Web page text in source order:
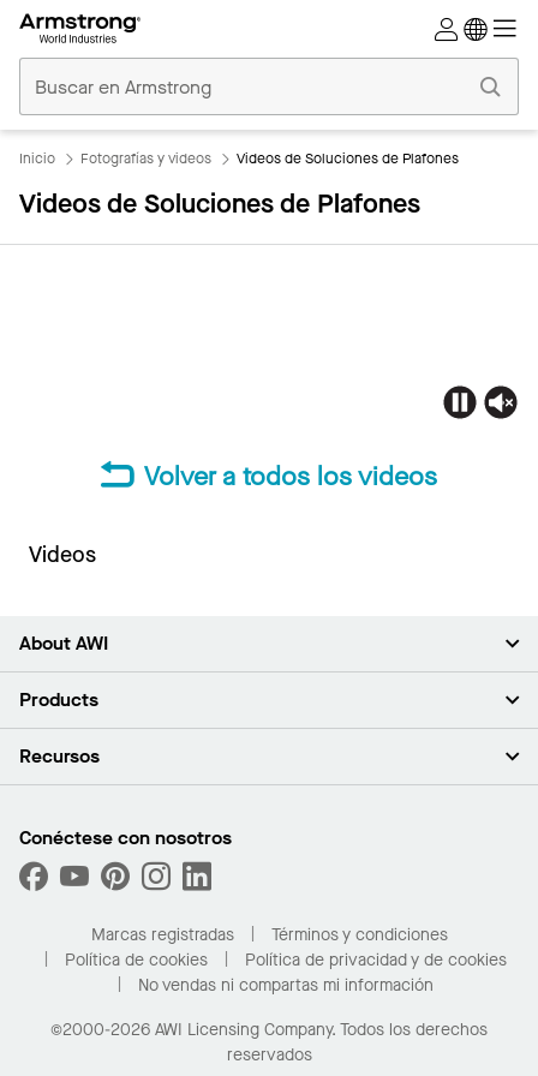
Comerciales
Inicio
Inicio Fotografías y videos Videos de Soluciones de Plafones
Videos de Soluciones de Plafones
Volver a todos los videos
Videos
About AWI
Acerca de nosotros
Sala de prensa
¿Cuáles son mis opciones de compra?
Products
Plafones
Capacidades personalizadas
Desempeño
Recursos
Buscar un distribuidor
Solicitar muestras
Compre en línea con Kanopi
Para el hogar
Conéctese con nosotros
Marcas registradas
Términos y condiciones
Política de cookies
Política de privacidad y de cookies
No vendas ni compartas mi información
©2000-2026 AWI Licensing Company. Todos los derechos
reservados